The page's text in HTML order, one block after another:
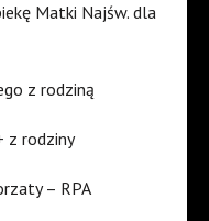
Matki Najśw. dla
z rodziną
z rodziny
– RPA